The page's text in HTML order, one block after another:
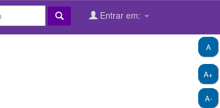
Entrar em:
A+
A-
A